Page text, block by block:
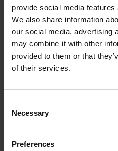
provide social media
We also share information
our social media, advertising
may combine it with other
provided to them or that
of their services.
Selection
Necessary
Preferences
nákladu pre ťažký tovar, ktorý
Prečítajte si viac